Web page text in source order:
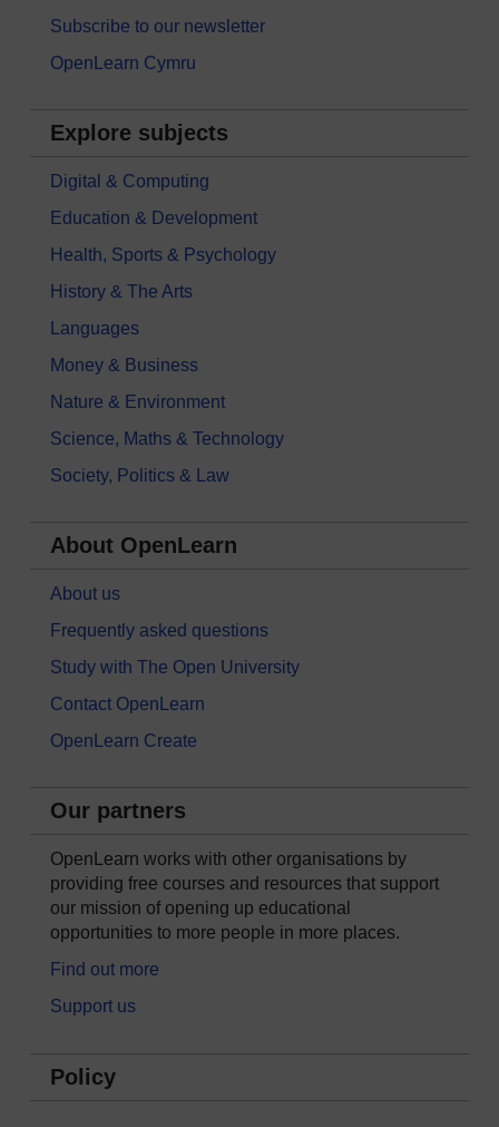
Subscribe to our newsletter
OpenLearn Cymru
Explore subjects
Digital & Computing
Education & Development
Health, Sports & Psychology
History & The Arts
Languages
Money & Business
Nature & Environment
Science, Maths & Technology
Society, Politics & Law
About OpenLearn
About us
Frequently asked questions
Study with The Open University
Contact OpenLearn
OpenLearn Create
Our partners
OpenLearn works with other organisations by
providing free courses and resources that support
our mission of opening up educational
opportunities to more people in more places.
Find out more
Support us
Policy